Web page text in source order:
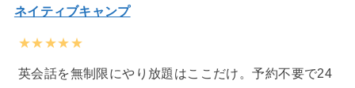
ネイティブキャンプ
★★★★★
英会話を無制限にやり放題はここだけ。予約不要で24